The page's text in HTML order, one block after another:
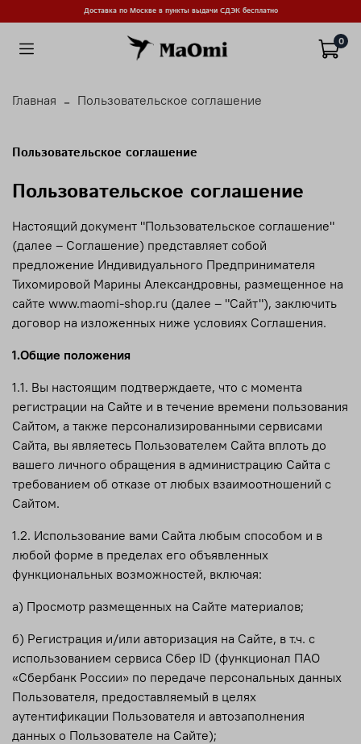
Доставка по Москве в пункты выдачи СДЭК бесплатно
0
Главная Пользовательское соглашение
Пользовательское соглашение
Пользовательское соглашение
Настоящий документ "Пользовательское соглашение"
(далее – Соглашение) представляет собой
предложение Индивидуального Предпринимателя
Тихомировой Марины Александровны, размещенное на
сайте www.maomi-shop.ru (далее – "Сайт"), заключить
договор на изложенных ниже условиях Соглашения.
1.Общие положения
1.1. Вы настоящим подтверждаете, что с момента
регистрации на Сайте и в течение времени пользования
Сайтом, а также персонализированными сервисами
Сайта, вы являетесь Пользователем Сайта вплоть до
вашего личного обращения в администрацию Сайта с
требованием об отказе от любых взаимоотношений с
Сайтом.
1.2. Использование вами Сайта любым способом и в
любой форме в пределах его объявленных
функциональных возможностей, включая:
а) Просмотр размещенных на Сайте материалов;
б) Регистрация и/или авторизация на Сайте, в т.ч. с
использованием сервиса Сбер ID (функционал ПАО
«Сбербанк России» по передаче персональных данных
Пользователя, предоставляемый в целях
аутентификации Пользователя и автозаполнения
данных о Пользователе на Сайте);